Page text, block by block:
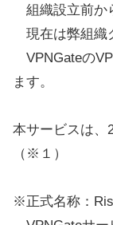
組織設立前か
現在は弊組織
VPNGateの
ます。
本サービスは、
（※１）
※正式名称：